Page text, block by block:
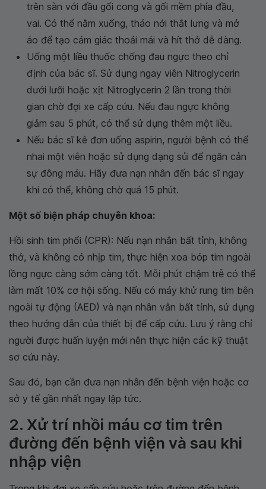
trên sàn với đầu gối cong và gối mềm phía đầu,
vai. Có thể nằm xuống, tháo nới thắt lưng và mở
áo để tạo cảm giác thoải mái và hít thở dễ dàng.
Uống một liều thuốc chống đau ngực theo chỉ
định của bác sĩ. Sử dụng ngay viên Nitroglycerin
dưới lưỡi hoặc xịt Nitroglycerin 2 lần trong thời
gian chờ đợi xe cấp cứu. Nếu đau ngực không
giảm sau 5 phút, có thể sử dụng thêm một liều.
Nếu bác sĩ kê đơn uống aspirin, người bệnh có thể
nhai một viên hoặc sử dụng dạng sủi để ngăn cản
sự đông máu. Hãy đưa nạn nhân đến bác sĩ ngay
khi có thể, không chờ quá 15 phút.
Một số biện pháp chuyên khoa:
Hồi sinh tim phổi (CPR): Nếu nạn nhân bất tỉnh, không
thở, và không có nhịp tim, thực hiện xoa bóp tim ngoài
lồng ngực càng sớm càng tốt. Mỗi phút chậm trễ có thể
làm mất 10% cơ hội sống. Nếu có máy khử rung tim bên
ngoài tự động (AED) và nạn nhân vẫn bất tỉnh, sử dụng
theo hướng dẫn của thiết bị để cấp cứu. Lưu ý rằng chỉ
người được huấn luyện mới nên thực hiện các kỹ thuật
sơ cứu này.
Sau đó, bạn cần đưa nạn nhân đến bệnh viện hoặc cơ
sở y tế gần nhất ngay lập tức.
2. Xử trí nhồi máu cơ tim trên
đường đến bệnh viện và sau khi
nhập viện